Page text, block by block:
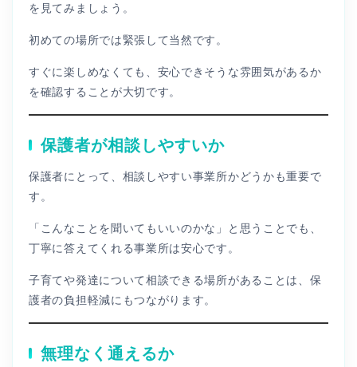
を見てみましょう。
初めての場所では緊張して当然です。
すぐに楽しめなくても、安心できそうな雰囲気があるか
を確認することが大切です。
保護者が相談しやすいか
保護者にとって、相談しやすい事業所かどうかも重要で
す。
「こんなことを聞いてもいいのかな」と思うことでも、
丁寧に答えてくれる事業所は安心です。
子育てや発達について相談できる場所があることは、保
護者の負担軽減にもつながります。
無理なく通えるか